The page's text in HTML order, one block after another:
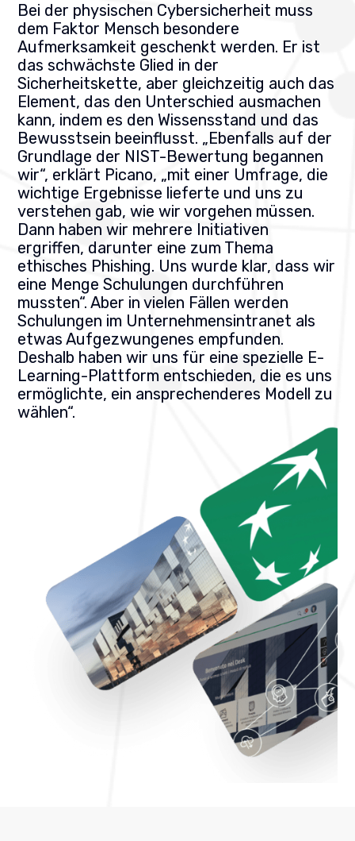
Bei der physischen Cybersicherheit muss
dem Faktor Mensch besondere
Aufmerksamkeit geschenkt werden. Er ist
das schwächste Glied in der
Sicherheitskette, aber gleichzeitig auch das
Element, das den Unterschied ausmachen
kann, indem es den Wissensstand und das
Bewusstsein beeinflusst. „Ebenfalls auf der
Grundlage der NIST-Bewertung begannen
wir“, erklärt Picano, „mit einer Umfrage, die
wichtige Ergebnisse lieferte und uns zu
verstehen gab, wie wir vorgehen müssen.
Dann haben wir mehrere Initiativen
ergriffen, darunter eine zum Thema
ethisches Phishing. Uns wurde klar, dass wir
eine Menge Schulungen durchführen
mussten“. Aber in vielen Fällen werden
Schulungen im Unternehmensintranet als
etwas Aufgezwungenes empfunden.
Deshalb haben wir uns für eine spezielle E-
Learning-Plattform entschieden, die es uns
ermöglichte, ein ansprechenderes Modell zu
wählen“.